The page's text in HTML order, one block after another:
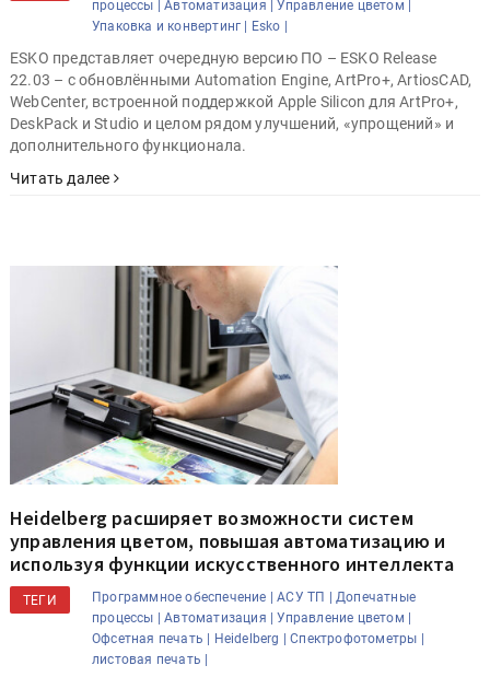
процессы | Автоматизация |
Управление цветом |
Упаковка и конвертинг |
Esko |
ESKO представляет очередную версию ПО – ESKO Release
22.03 – с обновлёнными Automation Engine, ArtPro+, ArtiosCAD,
WebCenter, встроенной поддержкой Apple Silicon для ArtPro+,
DeskPack и Studio и целом рядом улучшений, «упрощений» и
дополнительного функционала.
Читать далее
Heidelberg расширяет возможности систем
управления цветом, повышая автоматизацию и
используя функции искусственного интеллекта
ТЕГИ Программное обеспечение | АСУ ТП |
Допечатные
процессы |
Автоматизация |
Управление цветом |
Офсетная печать |
Heidelberg |
Спектрофотометры |
листовая печать |